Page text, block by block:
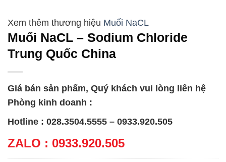
Muối NaCL
Muối NaCL – Sodium Chloride
Trung Quốc China
Giá bán sản phẩm, Quý khách vui lòng liên hệ
Phòng kinh doanh :
Hotline : 028.3504.5555 – 0933.920.505
ZALO : 0933.920.505